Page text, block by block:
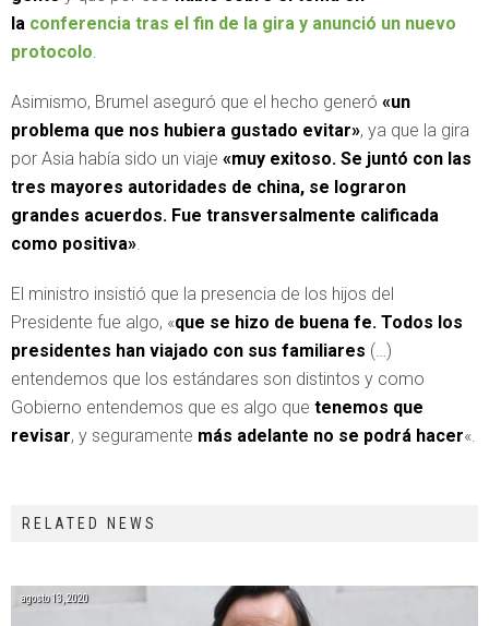
la conferencia tras el fin de la gira y anunció un nuevo
protocolo
Asimismo, Brumel aseguró que el hecho generó «un
problema que nos hubiera gustado evitar», ya que la gira
por Asia había sido un viaje «muy exitoso. Se juntó con las
tres mayores autoridades de china, se lograron
grandes acuerdos. Fue transversalmente calificada
como positiva»
El ministro insistió que la presencia de los hijos del
Presidente fue algo, «que se hizo de buena fe. Todos los
presidentes han viajado con sus familiares (…)
entendemos que los estándares son distintos y como
Gobierno entendemos que es algo que tenemos que
revisar, y seguramente más adelante no se podrá hacer«.
RELATED NEWS
agosto 13, 2020